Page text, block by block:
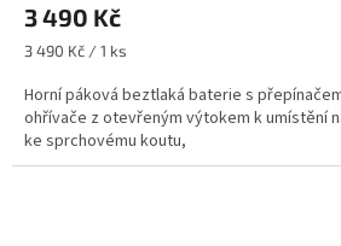
3 490 Kč
Měrná
3 490 Kč / 1 ks
Horní páková beztlaká baterie s
ohřívače z otevřeným výtokem k umístění
ke sprchovému koutu,